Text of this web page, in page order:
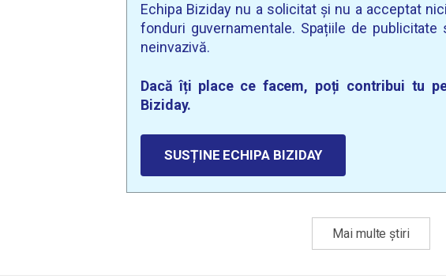
Echipa Biziday nu a solicitat și nu a acceptat
fonduri guvernamentale. Spațiile de publicitate
neinvazivă.
Dacă îți place ce facem, poți contribui tu
Biziday.
SUSȚINE ECHIPA BIZIDAY
Mai multe știri